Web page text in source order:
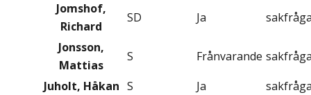
Jomshof,
Richard
SD Ja
Jonsson,
Mattias
S Frånvarande
Juholt, Håkan S Ja